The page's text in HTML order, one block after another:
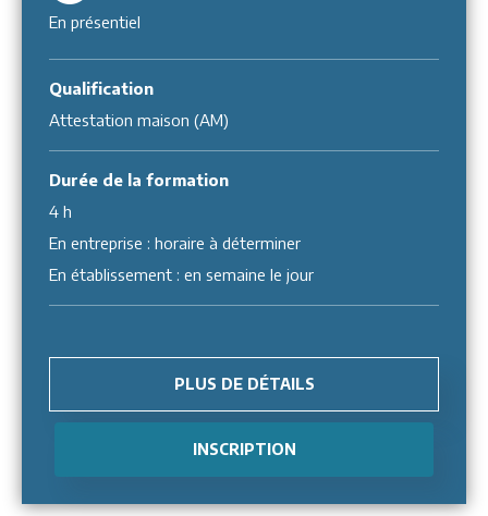
En présentiel
Qualification
Attestation maison (AM)
Durée de la formation
4 h
En entreprise : horaire à déterminer
En établissement : en semaine le jour
PLUS DE DÉTAILS
INSCRIPTION